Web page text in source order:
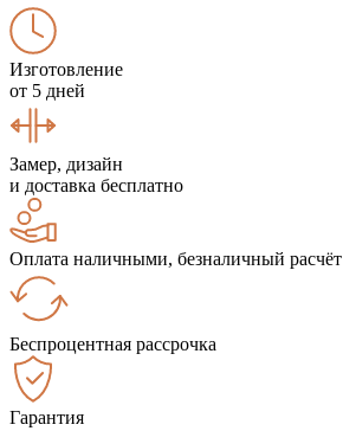
Изготовление
от 5 дней
Замер, дизайн
и доставка бесплатно
Оплата наличными, безналичный расчёт
Беспроцентная рассрочка
Гарантия